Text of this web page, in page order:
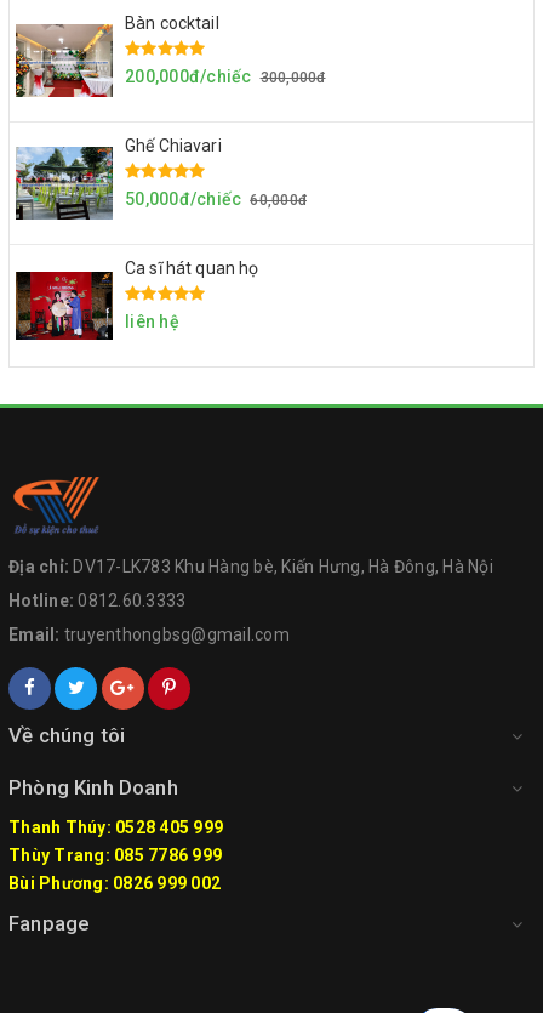
Bàn cocktail
200,000đ/chiếc 300,000đ
Ghế Chiavari
50,000đ/chiếc 60,000đ
Ca sĩ hát quan họ
liên hệ
Địa chỉ: DV17-LK783 Khu Hàng bè, Kiến Hưng, Hà Đông, Hà Nội
Hotline:0812.60.3333
Email: truyenthongbsg@gmail.com
Về chúng tôi
Phòng Kinh Doanh
Thanh Thúy: 0528 405 999
Thùy Trang: 085 7786 999
Bùi Phương: 0826 999 002
Fanpage